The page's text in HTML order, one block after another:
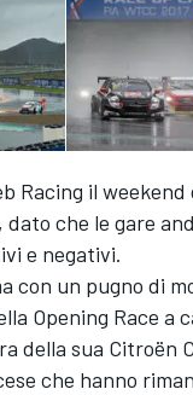
Racing il
che le gare
e negativi.
con un pugno di
Opening Race a
della sua Citroën
che hanno